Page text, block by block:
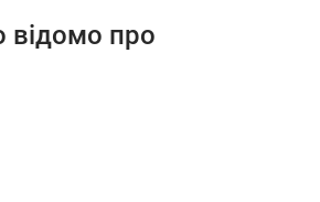
відомо про